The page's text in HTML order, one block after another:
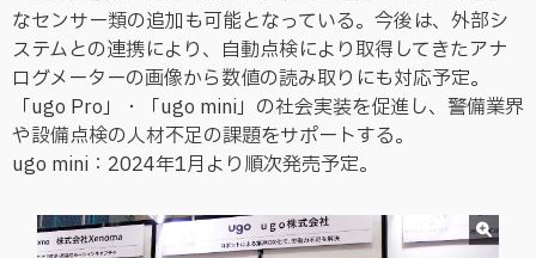
なセンサー類の追加も可能となっている。今後は、外部シ
ステムとの連携により、自動点検により取得してきたアナ
ログメーターの画像から数値の読み取りにも対応予定。
「ugo Pro」・「ugo mini」の社会実装を促進し、警備業界
や設備点検の人材不足の課題をサポートする。
ugo mini：2024年1月より順次発売予定。